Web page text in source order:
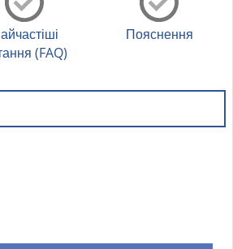
(FAQ)
Пояснення